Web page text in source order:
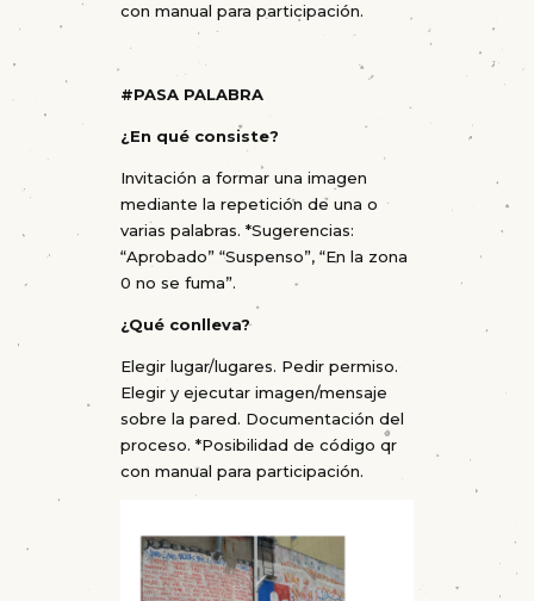
con manual para participación.
#PASA PALABRA
¿En qué consiste?
Invitación a formar una imagen
mediante la repetición de una o
varias palabras. *Sugerencias:
“Aprobado” “Suspenso”, “En la zona
0 no se fuma”.
¿Qué conlleva?
Elegir lugar/lugares. Pedir permiso.
Elegir y ejecutar imagen/mensaje
sobre la pared. Documentación del
proceso. *Posibilidad de código qr
con manual para participación.